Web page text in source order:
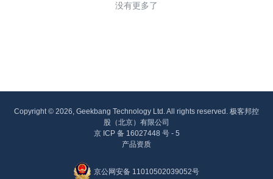
没有更多了
Copyright © 2026, Geekbang Technology Ltd. All rights reserved. 极客邦控
股（北京）有限公司
京 ICP 备 16027448 号 - 5
产品资质
京公网安备 11010502039052号